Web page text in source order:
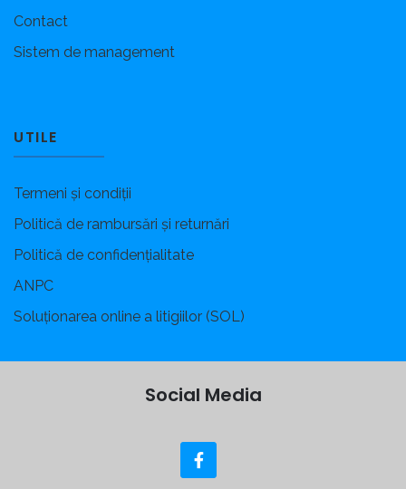
Contact
Sistem de management
UTILE
Termeni și condiții
Politică de rambursări și returnări
Politică de confidențialitate
ANPC
Soluționarea online a litigiilor (SOL)
Social Media